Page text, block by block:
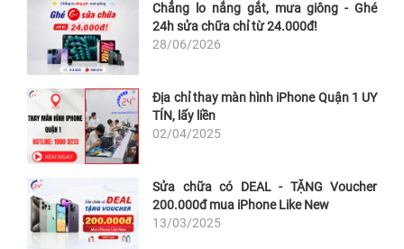
Chẳng lo nắng gắt, mưa giông - Ghé
24h sửa chữa chỉ từ 24.000đ!
28/06/2026
Địa chỉ thay màn hình iPhone Quận 1 UY
TÍN, lấy liền
02/04/2025
Sửa chữa có DEAL - TẶNG Voucher
200.000đ mua iPhone Like New
13/03/2025